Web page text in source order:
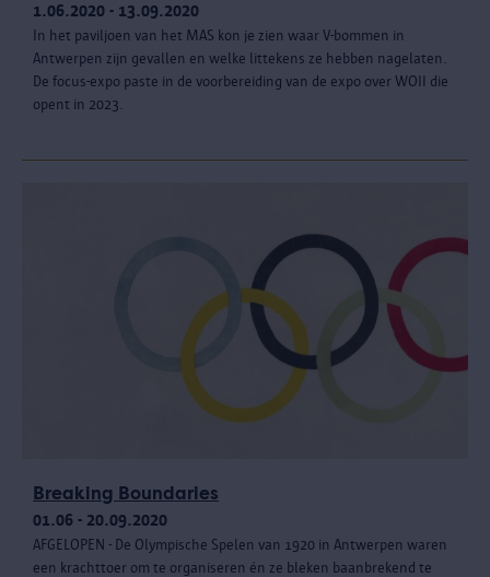
1.06.2020 - 13.09.2020
In het paviljoen van het MAS kon je zien waar V-bommen in
Antwerpen zijn gevallen en welke littekens ze hebben nagelaten.
De focus-expo paste in de voorbereiding van de expo over WOII die
opent in 2023.
Breaking Boundaries
01.06 - 20.09.2020
AFGELOPEN - De Olympische Spelen van 1920 in Antwerpen waren
een krachttoer om te organiseren én ze bleken baanbrekend te